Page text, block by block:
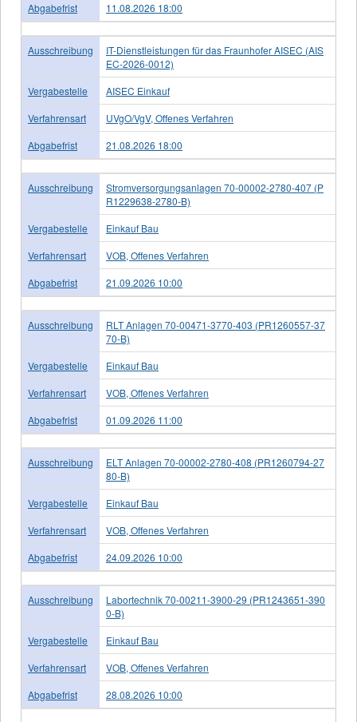
Abgabefrist
11.08.2026 18:00
Ausschreibung
IT-Dienstleistungen für das Fraunhofer AISEC (AIS
EC-2026-0012)
Vergabestelle
AISEC Einkauf
Verfahrensart
UVgO/VgV, Offenes Verfahren
Abgabefrist
21.08.2026 18:00
Ausschreibung
Stromversorgungsanlagen 70-00002-2780-407 (P
R1229638-2780-B)
Vergabestelle
Einkauf Bau
Verfahrensart
VOB, Offenes Verfahren
Abgabefrist
21.09.2026 10:00
Ausschreibung
RLT Anlagen 70-00471-3770-403 (PR1260557-37
70-B)
Vergabestelle
Einkauf Bau
Verfahrensart
VOB, Offenes Verfahren
Abgabefrist
01.09.2026 11:00
Ausschreibung
ELT Anlagen 70-00002-2780-408 (PR1260794-27
80-B)
Vergabestelle
Einkauf Bau
Verfahrensart
VOB, Offenes Verfahren
Abgabefrist
24.09.2026 10:00
Ausschreibung
Labortechnik 70-00211-3900-29 (PR1243651-390
0-B)
Vergabestelle
Einkauf Bau
Verfahrensart
VOB, Offenes Verfahren
Abgabefrist
28.08.2026 10:00